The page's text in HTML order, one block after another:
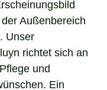
Außenbereich
Unser
richtet sich an
und
Ein